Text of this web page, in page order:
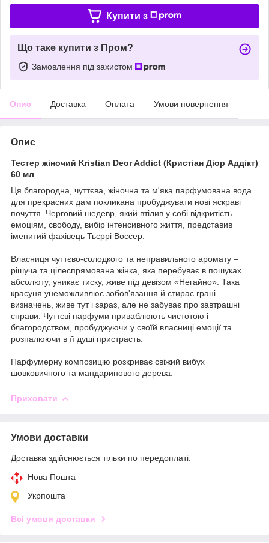
Купити з
Що таке купити з Пром?
Замовлення під захистом
Опис Доставка Оплата Умови повернення
Опис
Тестер жіночий Kristian Deor Addict (Кристіан Діор Аддікт)
60 мл
Ця благородна, чуттєва, жіночна та м'яка парфумована вода
для прекрасних дам покликана пробуджувати нові яскраві
почуття. Черговий шедевр, який втілив у собі відкритість
емоціям, свободу, вибір інтенсивного життя, представив
іменитий фахівець Тьєррі Воссер.
Власниця чуттєво-солодкого та неправильного аромату –
рішуча та цілеспрямована жінка, яка перебуває в пошуках
абсолюту, уникає тиску, живе під девізом «Негайно». Така
красуня унеможливлює зобов'язання й стирає грані
визначень, живе тут і зараз, але не забуває про завтрашні
справи. Чуттєві парфуми приваблюють чистотою і
благородством, пробуджуючи у своїй власниці емоції та
розпалюючи в її душі пристрасть.
Парфумерну композицію розкриває свіжий вибух
шовковичного та мандаринового дерева.
Приховати
Умови доставки
Доставка здійснюється тільки по передоплаті.
Нова Пошта
Укрпошта
Всі умови доставки